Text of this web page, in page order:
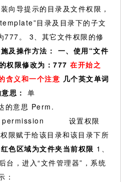
向导提示的目录及文件权限，
目录及目录下的子文
777。 3、其它文件权限的修
及操作方法： 一、 使用“文件
权限修改为：777 在开始之
含义和一个注意 几个英文单词
思： 单
Perm.
设置权限
给该目录和该目录下所
色区域为文件夹当前权限 1、
台，进入“文件管理器”，系统
：